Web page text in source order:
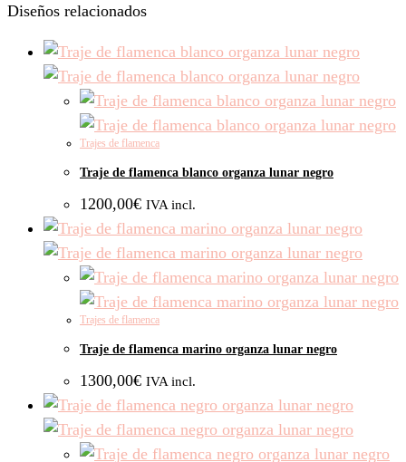
Diseños relacionados
Trajes de flamenca
Traje de flamenca blanco organza lunar negro
1200,00€ IVA incl.
Trajes de flamenca
Traje de flamenca marino organza lunar negro
1300,00€ IVA incl.